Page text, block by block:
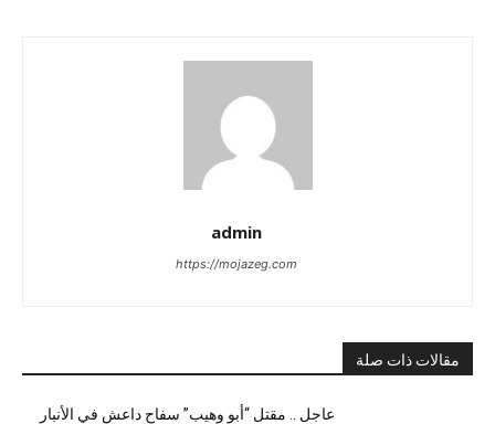
admin
https://mojazeg.com
مقالات ذات صلة
عاجل .. مقتل “أبو وهيب” سفاح داعش في الأنبار